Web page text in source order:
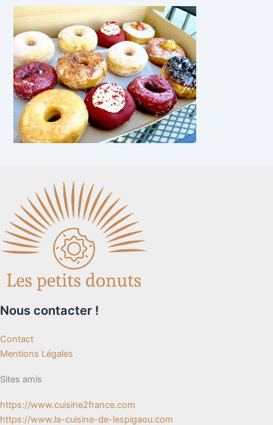
Nous contacter !
Contact
Mentions Légales
Sites amis
https://www.cuisine2france.com
https://www.la-cuisine-de-lespigaou.com